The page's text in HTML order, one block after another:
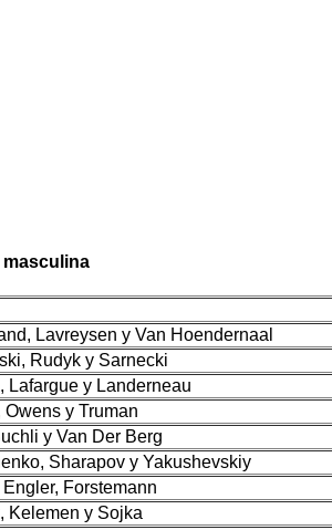
Lavreysen y Van Hoendernaal
Rudyk y Sarnecki
Lafargue y Landerneau
Owens y Truman
y Van Der Berg
Sharapov y Yakushevskiy
Engler, Forstemann
Kelemen y Sojka